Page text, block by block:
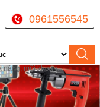
năng, mũi khoan...
0961556545